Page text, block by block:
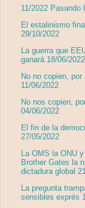
11/2022 Pasando
El estalinismo
29/10/2022
La guerra que
ganará 18/06/2022
No no copien, por
11/06/2022
No nos copien,
04/06/2022
El fin de la
27/05/2022
La OMS la ONU
Brother Gates la
dictadura global
La pregunta
sensibles exprés